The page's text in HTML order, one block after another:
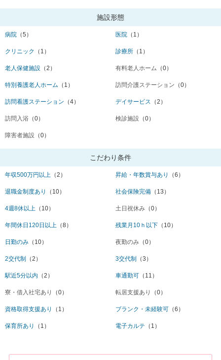
施設形態
病院 （5） 医院 （1）
クリニック （1） 診療所 （1）
老人保健施設 （2） 有料老人ホーム （0）
特別養護老人ホーム （1） 訪問介護ステーション （0）
訪問看護ステーション （4） デイサービス （2）
訪問入浴 （0） 検診施設 （0）
障害者施設 （0）
こだわり条件
年収500万円以上 （2） 昇給・年数賞与あり （6）
退職金制度あり （10） 社会保険完備 （13）
4週8休以上 （10） 土日祝休み （0）
年間休日120日以上 （8） 残業月10ｈ以下 （10）
日勤のみ （10） 夜勤のみ （0）
2交代制 （2） 3交代制 （3）
駅近5分以内 （2） 車通勤可 （11）
寮・借入社宅あり （0） 転居支援あり （0）
資格取得支援あり （1） ブランク・未経験可 （6）
保育所あり （1） 電子カルテ （1）